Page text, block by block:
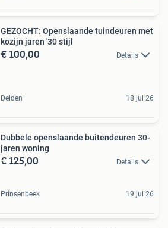
GEZOCHT: Openslaande tuindeuren met
kozijn jaren '30 stijl
€ 100,00 Details
Delden 18 jul 26
Dubbele openslaande buitendeuren 30-
jaren woning
€ 125,00 Details
Prinsenbeek 19 jul 26